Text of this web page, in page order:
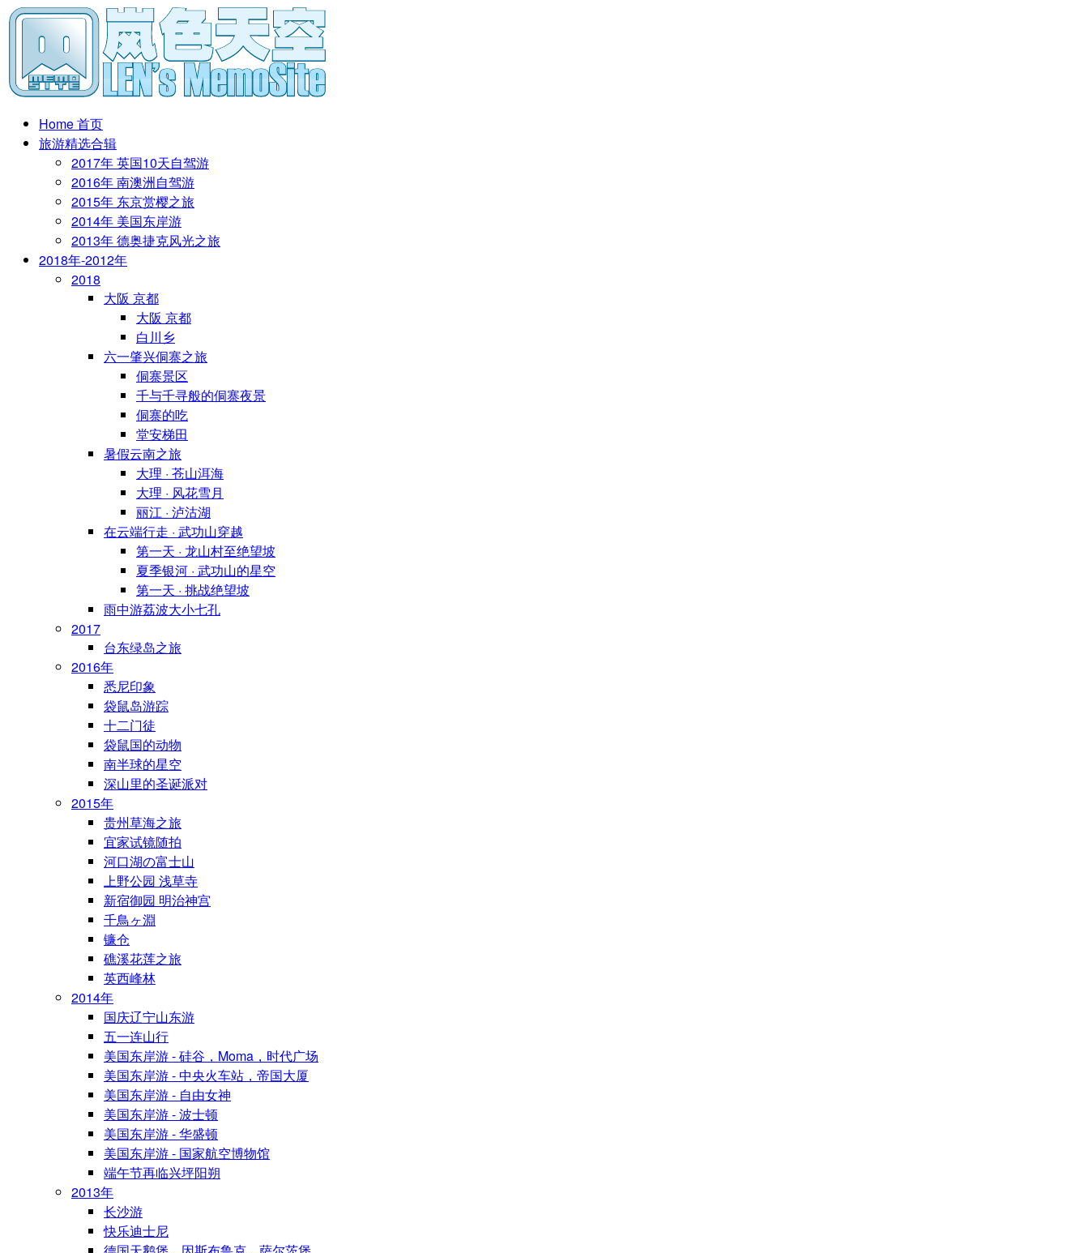
Home 首页
旅游精选合辑
2017年 英国10天自驾游
2016年 南澳洲自驾游
2015年 东京赏樱之旅
2014年 美国东岸游
2013年 德奥捷克风光之旅
2018年-2012年
2018
大阪 京都
大阪 京都
白川乡
六一肇兴侗寨之旅
侗寨景区
千与千寻般的侗寨夜景
侗寨的吃
堂安梯田
暑假云南之旅
大理 · 苍山洱海
大理 · 风花雪月
丽江 · 泸沽湖
在云端行走 · 武功山穿越
第一天 · 龙山村至绝望坡
夏季银河 · 武功山的星空
第一天 · 挑战绝望坡
雨中游荔波大小七孔
2017
台东绿岛之旅
2016年
悉尼印象
袋鼠岛游踪
十二门徒
袋鼠国的动物
南半球的星空
深山里的圣诞派对
2015年
贵州草海之旅
宜家试镜随拍
河口湖の富士山
上野公园 浅草寺
新宿御园 明治神宫
千鳥ヶ淵
镰仓
礁溪花莲之旅
英西峰林
2014年
国庆辽宁山东游
五一连山行
美国东岸游 - 硅谷，Moma，时代广场
美国东岸游 - 中央火车站，帝国大厦
美国东岸游 - 自由女神
美国东岸游 - 波士顿
美国东岸游 - 华盛顿
美国东岸游 - 国家航空博物馆
端午节再临兴坪阳朔
2013年
长沙游
快乐迪士尼